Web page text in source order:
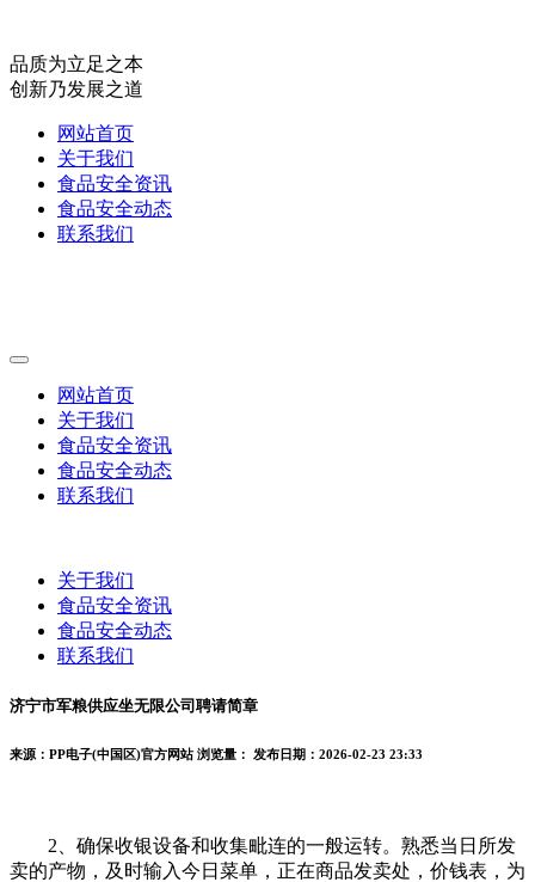
品质为立足之本
创新乃发展之道
网站首页
关于我们
食品安全资讯
食品安全动态
联系我们
网站首页
关于我们
食品安全资讯
食品安全动态
联系我们
关于我们
食品安全资讯
食品安全动态
联系我们
济宁市军粮供应坐无限公司聘请简章
来源：PP电子(中国区)官方网站 浏览量： 发布日期：2026-02-23 23:33
2、确保收银设备和收集毗连的一般运转。熟悉当日所发
卖的产物，及时输入今日菜单，正在商品发卖处，价钱表，为